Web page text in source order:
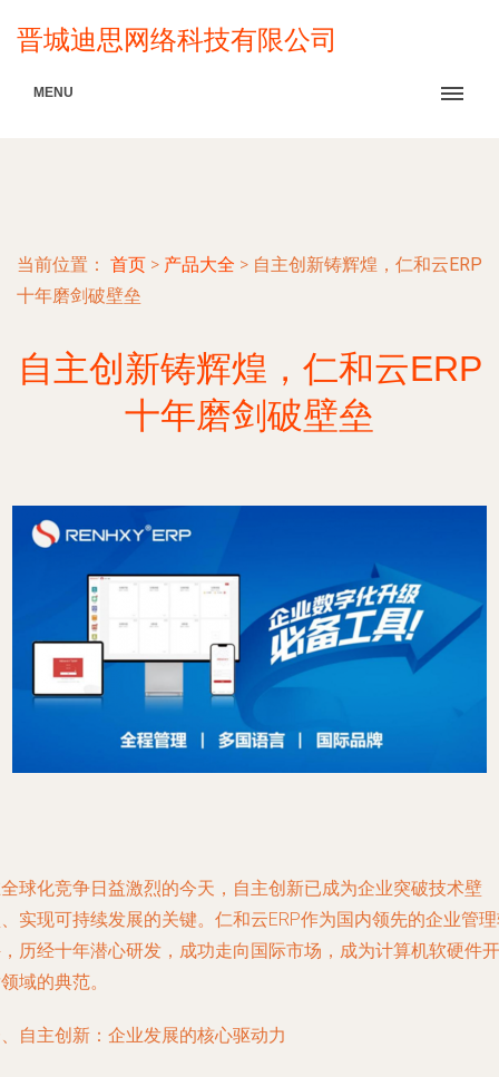
晋城迪思网络科技有限公司
MENU
当前位置： 首页 > 产品大全 > 自主创新铸辉煌，仁和云ERP
十年磨剑破壁垒
自主创新铸辉煌，仁和云ERP
十年磨剑破壁垒
球化竞争日益激烈的今天，自主创新已成为企业突破技术壁
实现可持续发展的关键。仁和云ERP作为国内领先的企业管
历经十年潜心研发，成功走向国际市场，成为计算机软硬件开
域的典范。
自主创新：企业发展的核心驱动力